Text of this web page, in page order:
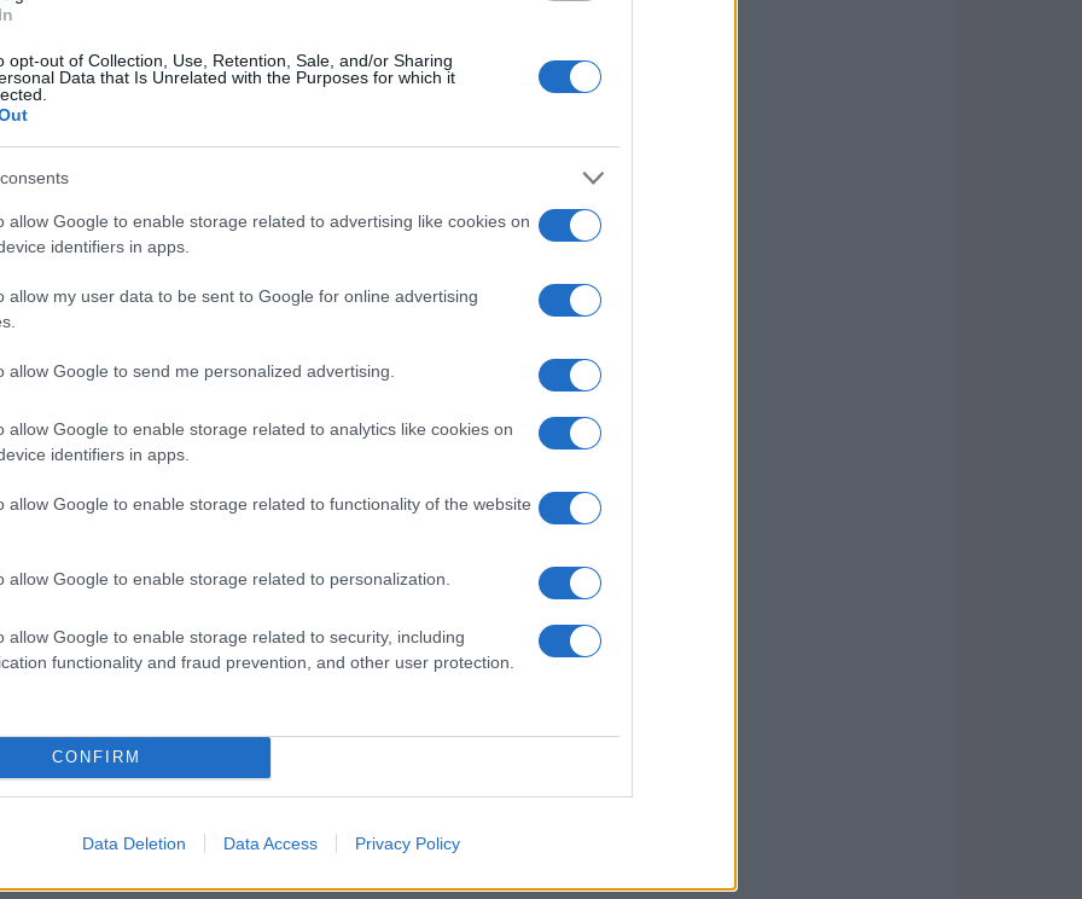
opt-out of Collection, Use, Retention, Sale, and/or Sharing
Data that Is Unrelated with the Purposes for which it
allow Google to enable storage related to advertising like cookies on
identifiers in apps.
allow my user data to be sent to Google for online advertising
allow Google to send me personalized advertising.
allow Google to enable storage related to analytics like cookies on
identifiers in apps.
allow Google to enable storage related to functionality of the website
allow Google to enable storage related to personalization.
allow Google to enable storage related to security, including
functionality and fraud prevention, and other user protection.
CONFIRM
Data Deletion Data Access Privacy Policy
per ciascuno. Alcuni preferiscono praticarla
alla sera.
calma, essenziale per affrontare le sfide
app semplici come Headspace o Calm, che
importante considerare che i benefici
mangiare per vivere, non
contare le calorie, ma di ascoltare il proprio
Gli esperti del settore nutrizionale
continuamente le proprie esigenze.